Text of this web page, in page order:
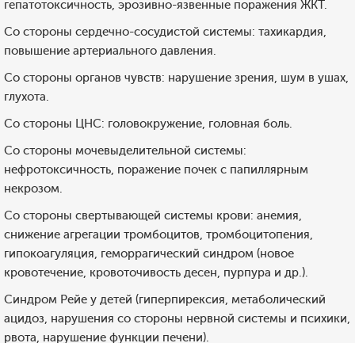
гепатотоксичность, эрозивно-язвенные поражения ЖКТ.
Со стороны сердечно-сосудистой системы: тахикардия,
повышение артериального давления.
Со стороны органов чувств: нарушение зрения, шум в ушах,
глухота.
Со стороны ЦНС: головокружение, головная боль.
Со стороны мочевыделительной системы:
нефротоксичность, поражение почек с папиллярным
некрозом.
Со стороны свертывающей системы крови: анемия,
снижение агрегации тромбоцитов, тромбоцитопения,
гипокоагуляция, геморрагический синдром (новое
кровотечение, кровоточивость десен, пурпура и др.).
Синдром Рейе у детей (гиперпирексия, метаболический
ацидоз, нарушения со стороны нервной системы и психики,
рвота, нарушение функции печени).